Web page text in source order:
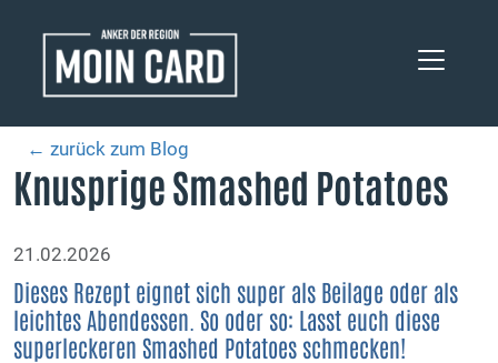
← zurück zum Blog
Knusprige Smashed Potatoes
21.02.2026
Dieses Rezept eignet sich super als Beilage oder als
leichtes Abendessen. So oder so: Lasst euch diese
superleckeren Smashed Potatoes schmecken!